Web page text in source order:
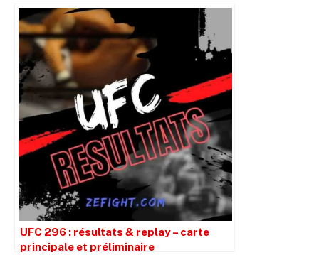
UFC 296 : résultats & replay – carte
principale et préliminaire